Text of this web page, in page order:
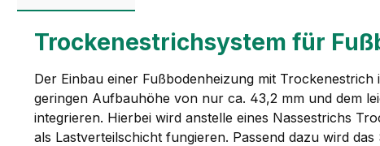
Trockenestrichsystem für
Der Einbau einer Fußbodenheizung mit
geringen Aufbauhöhe von nur ca. 43,2 mm und dem
integrieren. Hierbei wird anstelle eines Nassestrichs
als Lastverteilschicht fungieren. Passend dazu wird